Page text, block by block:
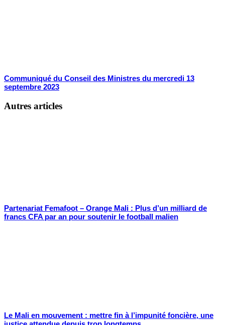
Communiqué du Conseil des Ministres du mercredi 13
septembre 2023
Autres articles
Partenariat Femafoot – Orange Mali : Plus d’un milliard de
francs CFA par an pour soutenir le football malien
Le Mali en mouvement : mettre fin à l’impunité foncière, une